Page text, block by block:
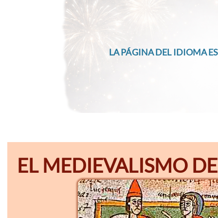
LA PÁGINA DEL IDIOMA
EL MEDIEVALISMO